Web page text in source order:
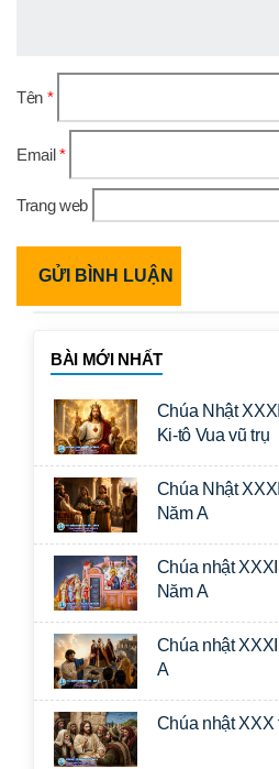
Tên *
Email*
Trang web
BÀI MỚI NHẤT
Chúa Nhật
Ki-tô Vua vũ trụ
Chúa Nhật
Năm A
Chúa nhật
Năm A
Chúa nhật
A
Chúa nhật